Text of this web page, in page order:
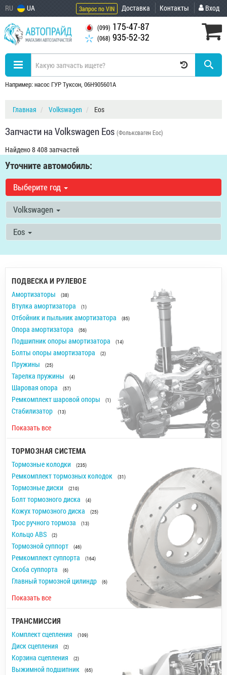
RU UA Запрос по VIN Доставка Контакты Вход
(099) 175-47-87
(068) 935-52-32
Например: насос ГУР Туксон, 06H905601A
Главная Volkswagen Eos
Запчасти на Volkswagen Eos (Фольксваген Еос)
Найдено 8 408 запчастей
Уточните автомобиль:
Выберите год
Volkswagen
Eos
ПОДВЕСКА И РУЛЕВОЕ
Амортизаторы (38)
Втулка амортизатора (1)
Отбойник и пыльник амортизатора (85)
Опора амортизатора (56)
Подшипник опоры амортизатора (14)
Болты опоры амортизатора (2)
Пружины (25)
Тарелка пружины (4)
Шаровая опора (57)
Ремкомплект шаровой опоры (1)
Стабилизатор (13)
Показать все
ТОРМОЗНАЯ СИСТЕМА
Тормозные колодки (235)
Ремкомплект тормозных колодок (31)
Тормозные диски (210)
Болт тормозного диска (4)
Кожух тормозного диска (25)
Трос ручного тормоза (13)
Кольцо ABS (2)
Тормозной суппорт (46)
Ремкомплект суппорта (164)
Скоба суппорта (6)
Главный тормозной цилиндр (6)
Показать все
ТРАНСМИССИЯ
Комплект сцепления (109)
Диск сцепления (2)
Корзина сцепления (2)
Выжимной подшипник (65)